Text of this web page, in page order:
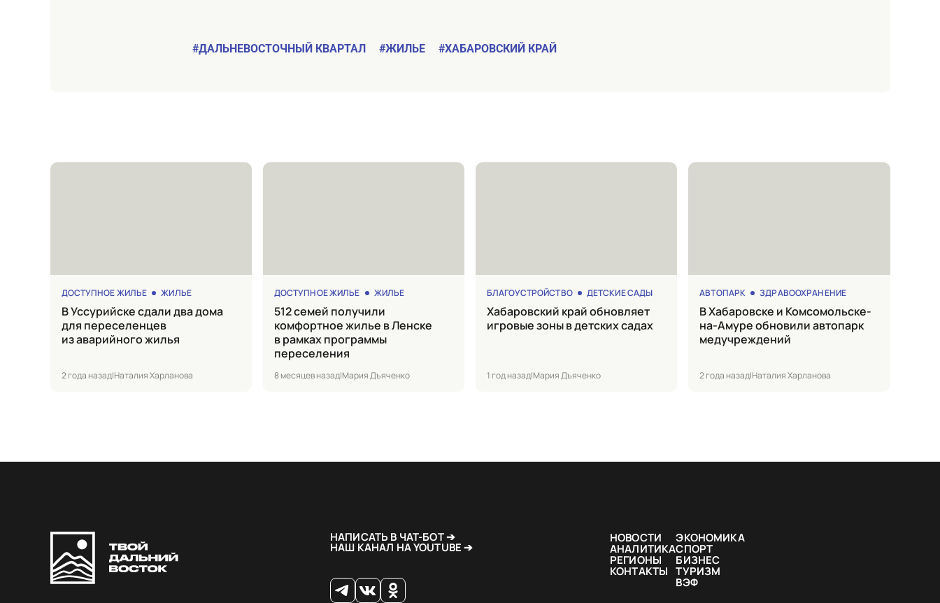
#ДАЛЬНЕВОСТОЧНЫЙ КВАРТАЛ #ЖИЛЬЕ #ХАБАРОВСКИЙ КРАЙ
ДОСТУПНОЕ ЖИЛЬЕ ЖИЛЬЕ
в Уссурийске сдали два дома
для переселенцев
из аварийного жилья
2 года назад|Наталия Харланова
ДОСТУПНОЕ ЖИЛЬЕ ЖИЛЬЕ
512 семей получили
комфортное жилье в Ленске
в рамках программы
переселения
8 месяцев назад|Мария Дъяченко
БЛАГОУСТРОЙСТВО ДЕТСКИЕ САДЫ
Хабаровский край обновляет
игровые зоны в детских садах
1 год назад|Мария Дъяченко
АВТОПАРК ЗДРАВООХРАНЕНИЕ
в Хабаровске и Комсомольске-
на-Амуре обновили автопарк
медучреждений
2 года назад|Наталия Харланова
НАПИСАТЬ В ЧАТ-БОТ ➔
НАШ КАНАЛ НА YOUTUBE ➔
НОВОСТИ
АНАЛИТИКА
РЕГИОНЫ
КОНТАКТЫ
ЭКОНОМИКА
СПОРТ
БИЗНЕС
ТУРИЗМ
ВЭФ